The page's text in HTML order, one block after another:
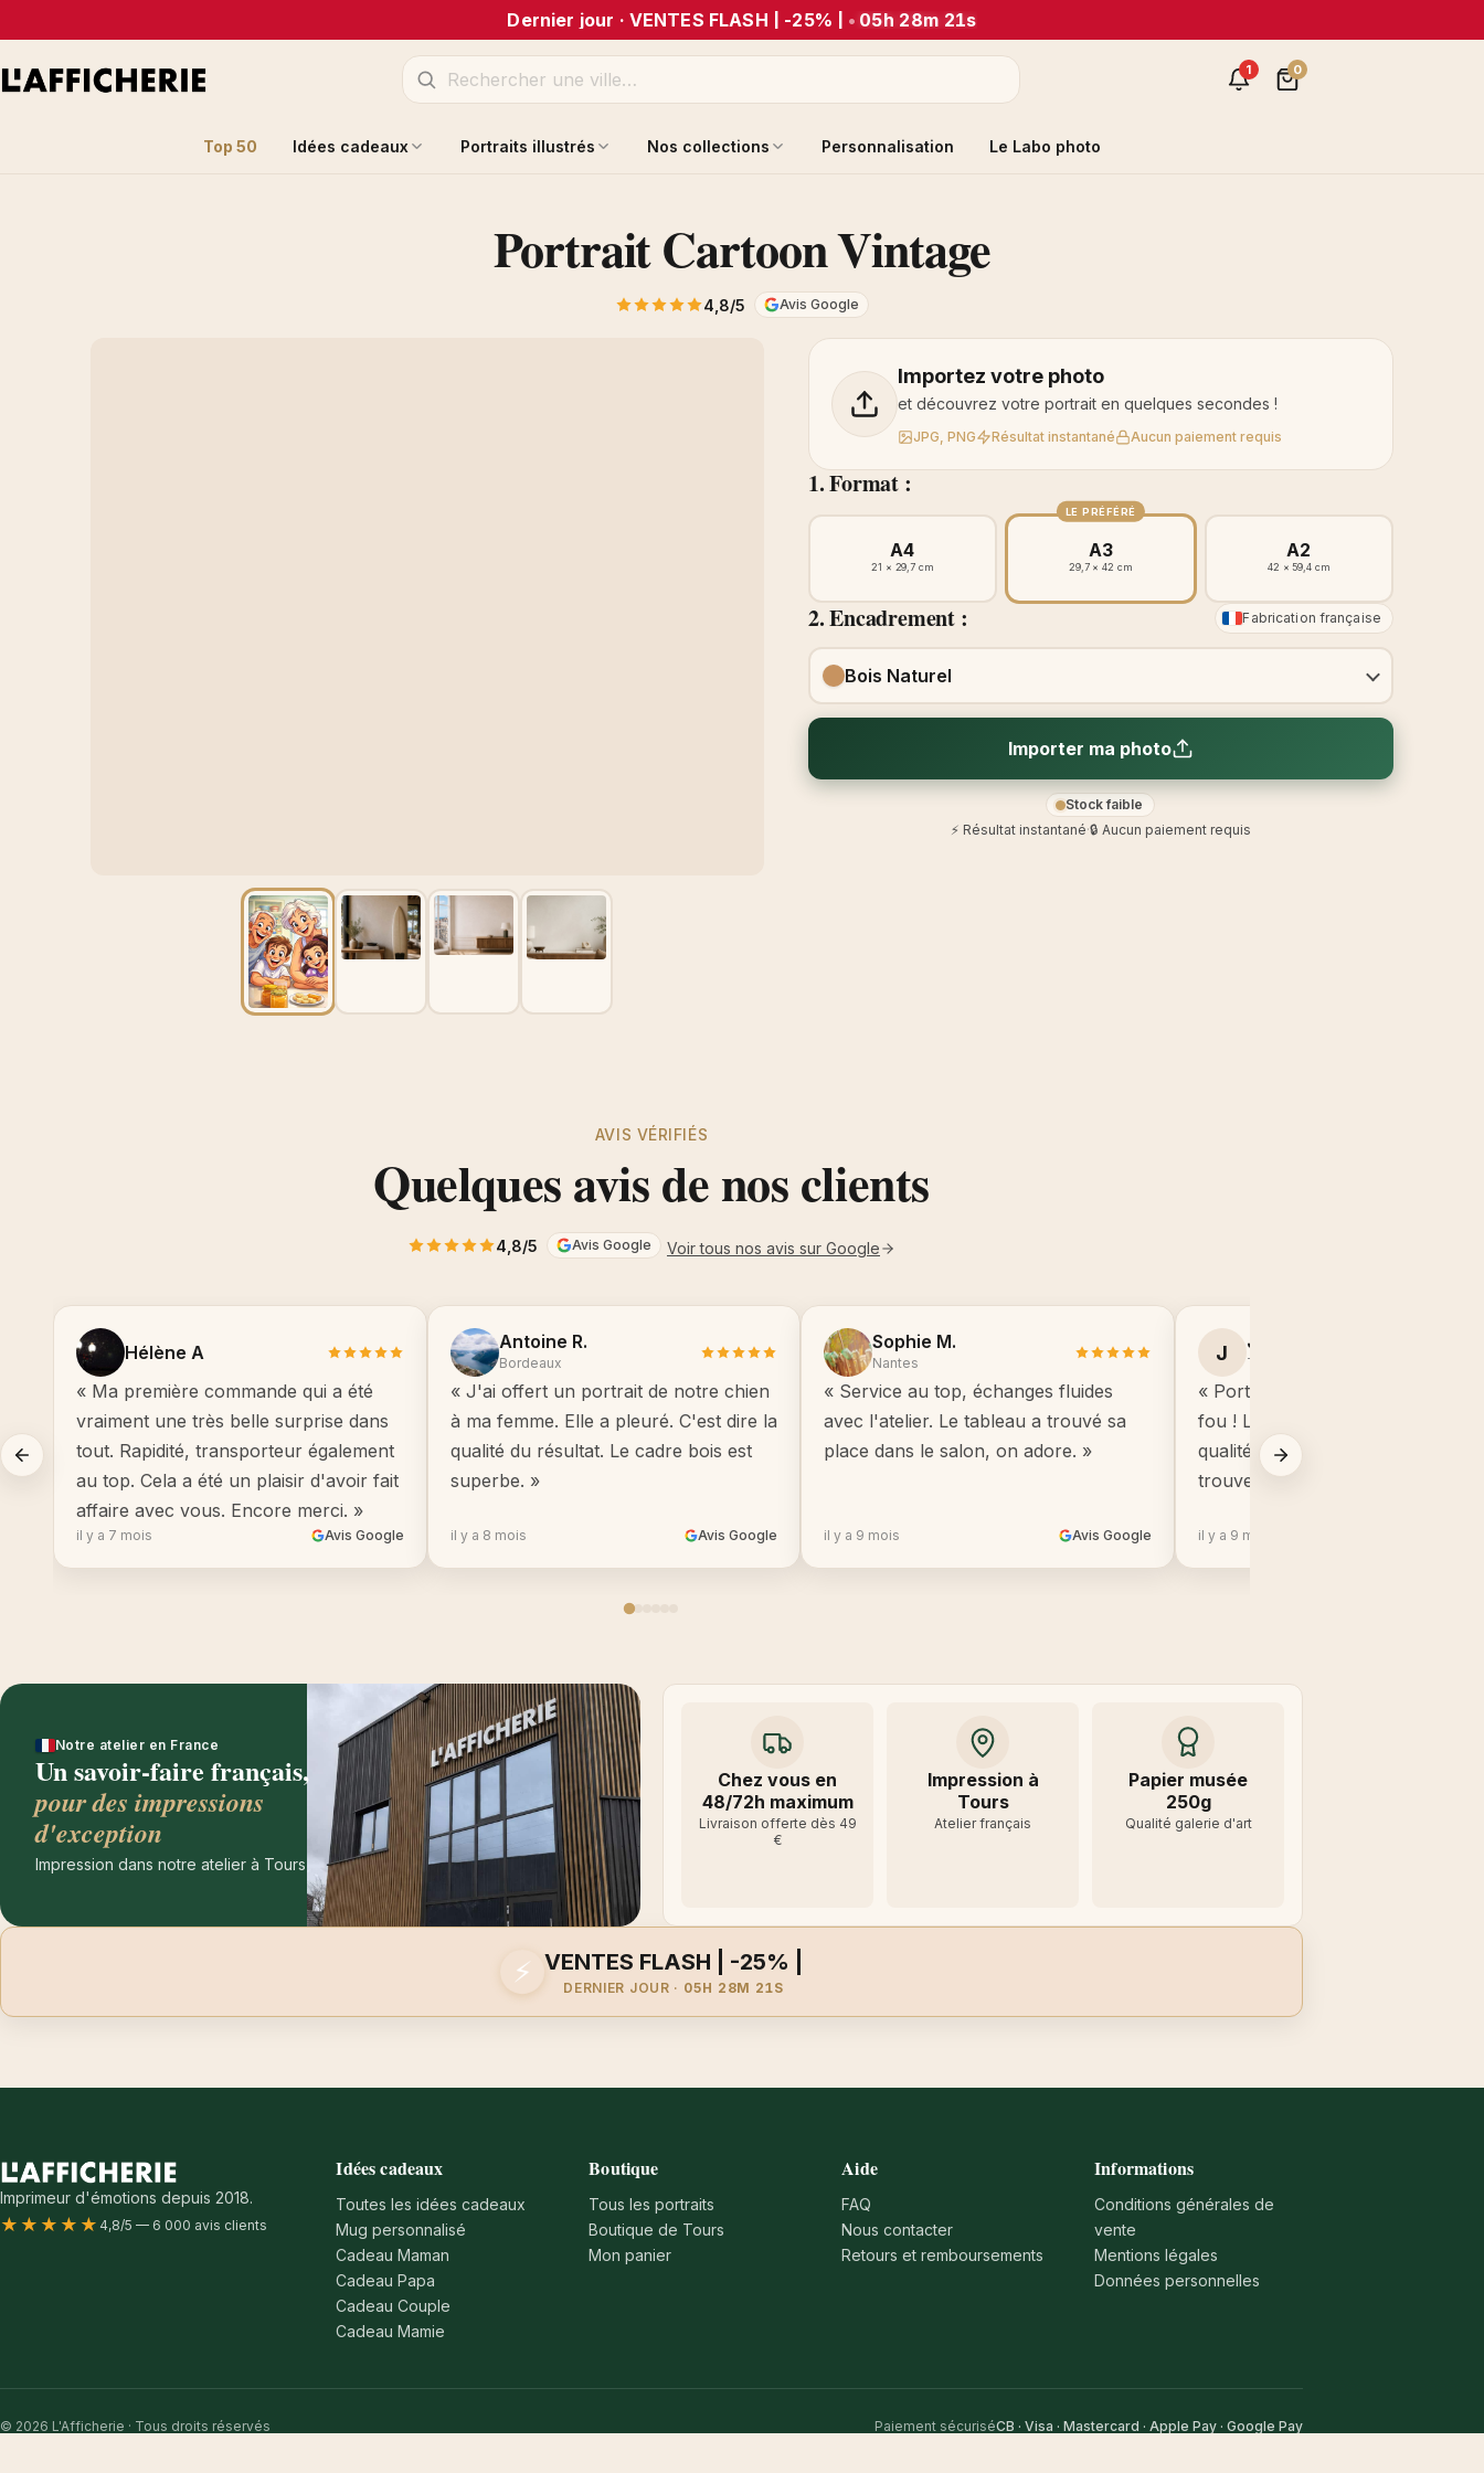
Dernier jour · VENTES FLASH | -25% | • 05h 28m 20s
1 0
Top 50 Idées cadeaux Portraits illustrés Nos collections Personnalisation Le Labo photo
Portrait Cartoon Vintage
4,8/5 Avis Google
Importez votre photo
et découvrez votre portrait en quelques secondes !
JPG, PNG Résultat instantané Aucun paiement requis
1. Format :
A4
21 × 29,7 cm
LE PRÉFÉRÉ
A3
29,7 × 42 cm
A2
42 × 59,4 cm
2. Encadrement : Fabrication française
Bois Naturel
Importer ma photo
Stock faible
⚡ Résultat instantané·🔒 Aucun paiement requis
AVIS VÉRIFIÉS
Quelques avis de nos clients
4,8/5 Avis Google Voir tous nos avis sur Google
Hélène A
« Ma première commande qui a été
vraiment une très belle surprise dans
tout. Rapidité, transporteur également
au top. Cela a été un plaisir d'avoir fait
affaire avec vous. Encore merci. »
il y a 7 mois Avis Google
Antoine R.
Bordeaux
« J'ai offert un portrait de notre chien
à ma femme. Elle a pleuré. C'est dire la
qualité du résultat. Le cadre bois est
superbe. »
il y a 8 mois Avis Google
Sophie M.
Nantes
« Service au top, échanges fluides
avec l'atelier. Le tableau a trouvé sa
place dans le salon, on adore. »
il y a 9 mois Avis Google
J Julie B.
Toulouse
« Portrait manga de mon fils, il
fou ! Le cadre est de très bonne
qualité, beaucoup mieux que ce
trouve en grande surface. »
il y a 9 mois
Notre atelier en France
Un savoir-faire français,
pour des impressions
d'exception
Impression dans notre atelier à Tours
Chez vous en
48/72h maximum
Livraison offerte dès 49
€
Impression à
Tours
Atelier français
Papier musée
250g
Qualité galerie d'art
⚡ VENTES FLASH | -25% |
DERNIER JOUR · 05H 28M 20S
Imprimeur d'émotions depuis 2018.
★★★★★ 4,8/5 — 6 000 avis clients
Idées cadeaux
Toutes les idées cadeaux
Mug personnalisé
Cadeau Maman
Cadeau Papa
Cadeau Couple
Cadeau Mamie
Boutique
Tous les portraits
Boutique de Tours
Mon panier
Aide
FAQ
Nous contacter
Retours et remboursements
Informations
Conditions générales de
vente
Mentions légales
Données personnelles
© 2026 L'Afficherie · Tous droits réservés Paiement sécuriséCB · Visa · Mastercard · Apple Pay · Google Pay